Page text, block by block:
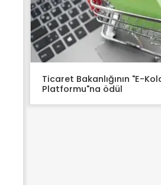
Ticaret Bakanlığının "E-
Platformu"na ödül